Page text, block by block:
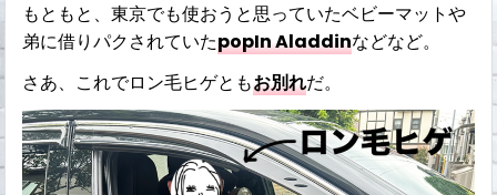
もともと、東京でも使おうと思っていたベビーマットや
弟に借りパクされていたpopIn Aladdinなどなど。
さあ、これでロン毛ヒゲともお別れだ。